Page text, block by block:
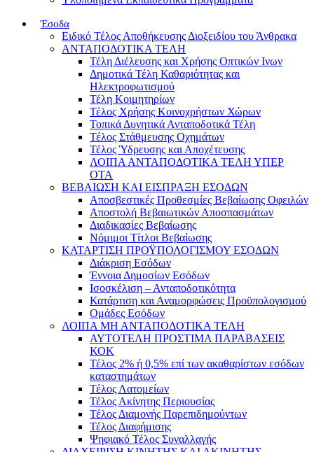
Έσοδα
Ειδικό Τέλος Αποθήκευσης Διοξειδίου του Άνθρακα
ΑΝΤΑΠΟΔΟΤΙΚΑ ΤΕΛΗ
Τέλη Διέλευσης και Χρήσης Οπτικών Ινων
Δημοτικά Τέλη Καθαριότητας και
Ηλεκτροφωτισμού
Τέλη Κοιμητηρίων
Τέλος Χρήσης Κοινοχρήστων Χώρων
Τοπικά Δυνητικά Ανταποδοτικά Τέλη
Τέλος Στάθμευσης Οχημάτων
Τέλος Ύδρευσης και Αποχέτευσης
ΛΟΙΠΑ ΑΝΤΑΠΟΔΟΤΙΚΑ ΤΕΛΗ ΥΠΕΡ
ΟΤΑ
ΒΕΒΑΙΩΣΗ ΚΑΙ ΕΙΣΠΡΑΞΗ ΕΣΟΔΩΝ
Αποσβεστικές Προθεσμίες Βεβαίωσης Οφειλών
Αποστολή Βεβαιωτικών Αποσπασμάτων
Διαδικασίες Βεβαίωσης
Νόμιμοι Τίτλοι Βεβαίωσης
ΚΑΤΑΡΤΙΣΗ ΠΡΟΫΠΟΛΟΓΙΣΜΟΥ ΕΣΟΔΩΝ
Διάκριση Εσόδων
Έννοια Δημοσίων Εσόδων
Ισοσκέλιση – Ανταποδοτικότητα
Κατάρτιση και Αναμορφώσεις Προϋπολογισμού
Ομάδες Εσόδων
ΛΟΙΠΑ ΜΗ ΑΝΤΑΠΟΔΟΤΙΚΑ ΤΕΛΗ
ΑΥΤΟΤΕΛΗ ΠΡΟΣΤΙΜΑ ΠΑΡΑΒΑΣΕΙΣ
ΚΟΚ
Τέλος 2% ή 0,5% επί των ακαθαρίστων εσόδων
καταστημάτων
Τέλος Λατομείων
Τέλος Ακίνητης Περιουσίας
Τέλος Διαμονής Παρεπιδημούντων
Τέλος Διαφήμισης
Ψηφιακό Τέλος Συναλλαγής